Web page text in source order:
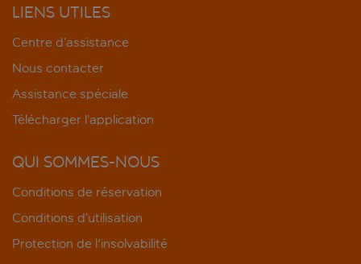
LIENS UTILES
Centre d’assistance
Nous contacter
Assistance spéciale
Télécharger l’application
QUI SOMMES-NOUS
Conditions de réservation
Conditions d’utilisation
Protection de l'insolvabilité